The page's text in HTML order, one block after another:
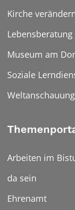
Kirche
Lebensberatung
Museum am
Soziale
Arbeiten im
da sein
Ehrenamt